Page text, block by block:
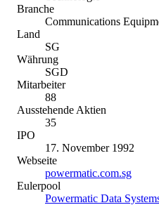
Branche
Communications
Land
SG
Währung
SGD
Mitarbeiter
88
Ausstehende Aktien
35
IPO
17. November 1992
Webseite
powermatic.com.sg
Eulerpool
Powermatic Data